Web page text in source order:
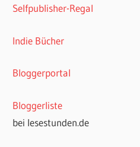
Selfpublisher-Regal
Indie Bücher
Bloggerportal
Bloggerliste
bei lesestunden.de